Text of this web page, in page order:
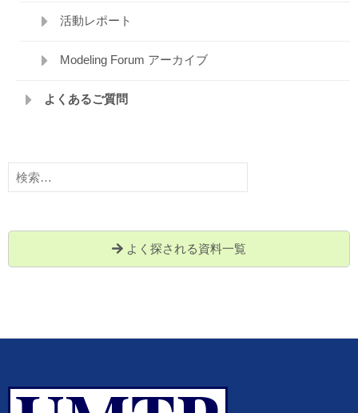
活動レポート
Modeling Forum アーカイブ
よくあるご質問
検
索:
よく探される資料一覧